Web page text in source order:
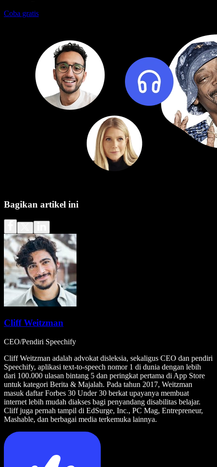
Coba gratis
Bagikan artikel ini
Cliff Weitzman
CEO/Pendiri Speechify
Cliff Weitzman adalah advokat disleksia, sekaligus CEO dan pendiri
Speechify, aplikasi text-to-speech nomor 1 di dunia dengan lebih
dari 100.000 ulasan bintang 5 dan peringkat pertama di App Store
untuk kategori Berita & Majalah. Pada tahun 2017, Weitzman
masuk daftar Forbes 30 Under 30 berkat upayanya membuat
internet lebih mudah diakses bagi penyandang disabilitas belajar.
Cliff juga pernah tampil di EdSurge, Inc., PC Mag, Entrepreneur,
Mashable, dan berbagai media terkemuka lainnya.